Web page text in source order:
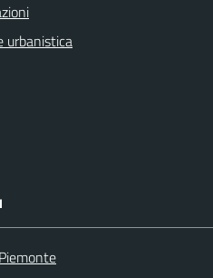
urbanistica